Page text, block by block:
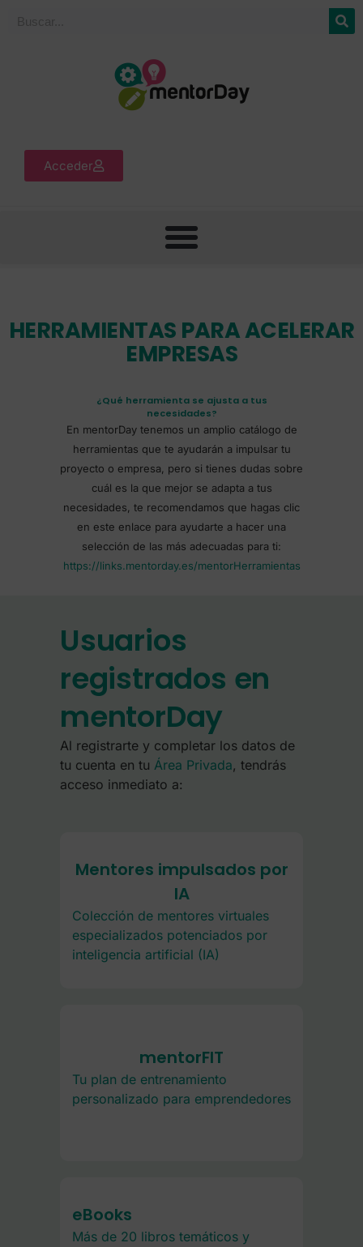
Acceder
HERRAMIENTAS PARA ACELERAR
EMPRESAS
¿Qué herramienta se ajusta a tus
necesidades?
En mentorDay tenemos un amplio catálogo de
herramientas que te ayudarán a impulsar tu
proyecto o empresa, pero si tienes dudas sobre
cuál es la que mejor se adapta a tus
necesidades, te recomendamos que hagas clic
en este enlace para ayudarte a hacer una
selección de las más adecuadas para ti:
https://links.mentorday.es/mentorHerramientas
Usuarios
registrados en
mentorDay
Al registrarte y completar los datos de
tu cuenta en tu Área Privada, tendrás
acceso inmediato a:
Mentores impulsados por
IA
Colección de mentores virtuales
especializados potenciados por
inteligencia artificial (IA)
mentorFIT
Tu plan de entrenamiento
personalizado para emprendedores
eBooks
Más de 20 libros temáticos y